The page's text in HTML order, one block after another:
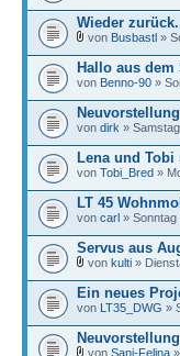
Wieder
von Busbastl »
Hallo aus dem
von Benno-90 »
Neuvorstellung
von dirk »
Lena und
von Tobi_Bred »
LT 45
von carl »
Servus aus
von kulti »
Ein neues
von LT35_DWG »
von Sani-Felina